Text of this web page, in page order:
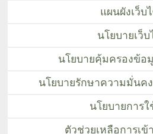
แผนผังเว็บ
นโยบายเว็
นโยบายคุ้มครองข้อ
นโยบายรักษาความมั่นค
นโยบายการ
ตัวช่วยเหลือการเข้